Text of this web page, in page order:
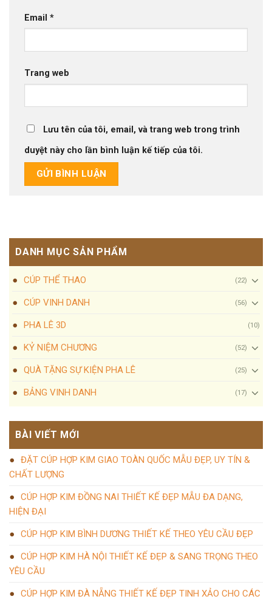
Email *
Trang web
Lưu tên của tôi, email, và trang web trong trình
duyệt này cho lần bình luận kế tiếp của tôi.
DANH MỤC SẢN PHẨM
CÚP THỂ THAO (22)
CÚP VINH DANH (56)
PHA LÊ 3D (10)
KỶ NIỆM CHƯƠNG (52)
QUÀ TẶNG SỰ KIỆN PHA LÊ (25)
BẢNG VINH DANH (17)
BÀI VIẾT MỚI
ĐẶT CÚP HỢP KIM GIAO TOÀN QUỐC MẪU ĐẸP, UY TÍN &
CHẤT LƯỢNG
CÚP HỢP KIM ĐỒNG NAI THIẾT KẾ ĐẸP MẪU ĐA DẠNG,
HIỆN ĐẠI
CÚP HỢP KIM BÌNH DƯƠNG THIẾT KẾ THEO YÊU CẦU ĐẸP
CÚP HỢP KIM HÀ NỘI THIẾT KẾ ĐẸP & SANG TRỌNG THEO
YÊU CẦU
CÚP HỢP KIM ĐÀ NẴNG THIẾT KẾ ĐẸP TINH XẢO CHO CÁC